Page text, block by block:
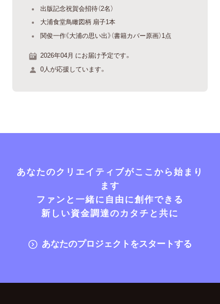
出版記念祝賀会招待（2名）
大浦食堂鳥瞰図柄 扇子1本
関俊一作《大浦の思い出》（書籍カバー原画）1点
2026年04月 にお届け予定です。
0人が応援しています。
あなたのクリエイティブがここから始まり
ます
ファンと一緒に自由に創作できる
新しい資金調達のカタチと共に
あなたのプロジェクトをスタートする